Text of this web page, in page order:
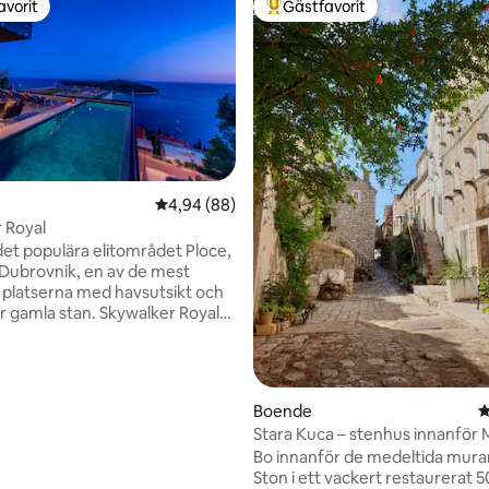
betyg, 31 omdömen4,94 av 5 i genomsnittligt betyg, 88
4,94 (88)
Royal
populära elitområdet Ploce,
en av de mest
med havsutsikt och
gamla stan. Skywalker Royal
Populär gästfavorit
Gästfavorit
Boende
Stara Kuca – stenhus innanför
murar
Bo innanför de medeltida
Ston i ett vackert restaurerat